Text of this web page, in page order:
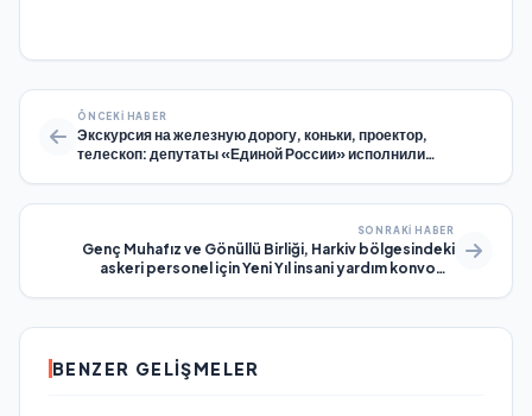
ÖNCEKI HABER
Экскурсия на железную дорогу, коньки, проектор,
телескоп: депутаты «Единой России» исполнили
SONRAKI HABER
Genç Muhafız ve Gönüllü Birliği, Harkiv bölgesindeki
askeri personel için Yeni Yıl insani yardım konvoyu
BENZER GELIŞMELER